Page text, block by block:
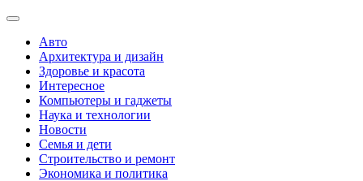
Авто
Архитектура и дизайн
Здоровье и красота
Интересное
Компьютеры и гаджеты
Наука и технологии
Новости
Семья и дети
Строительство и ремонт
Экономика и политика